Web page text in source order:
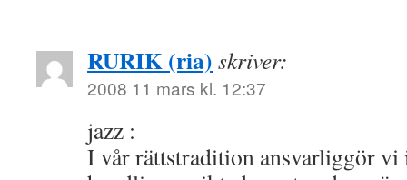
RURIK (ria) skriver:
2008 11 mars kl. 12:37
jazz :
I vår rättstradition ansvarliggör